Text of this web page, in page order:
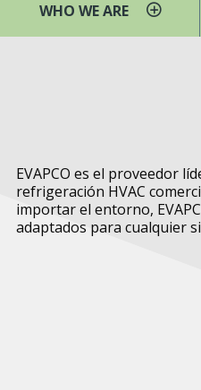
WHO WE ARE
EVAPCO es el proveedor
refrigeración HVAC
importar el entorno,
adaptados para cualquier